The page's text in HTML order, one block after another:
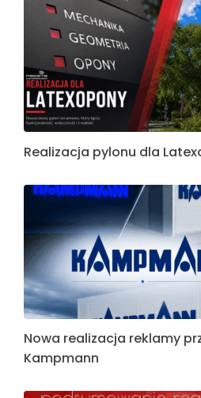
Realizacja pylonu dla
Nowa realizacja reklamy
Kampmann